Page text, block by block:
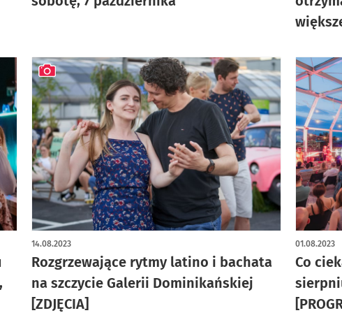
Rozgrzewające rytmy latino i bachata
na szczycie Galerii Dominikańskiej
[ZDJĘCIA]
14.08.2023
artykuł z galerią zdjęć
Co
01.08.2023